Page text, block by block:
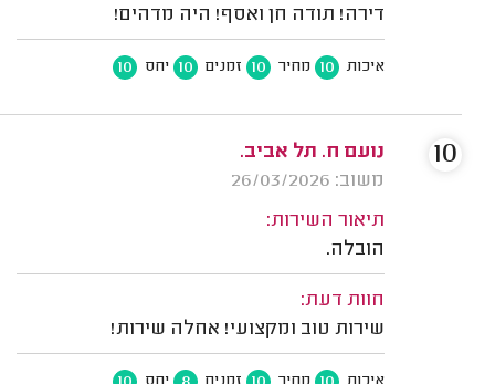
דירה! תודה חן ואסף! היה מדהים!
איכות 10 מחיר 10 זמנים 10 יחס 10
נועם ח. תל אביב.
משוב: 26/03/2026
תיאור השירות:
הובלה.
חוות דעת:
שירות טוב ומקצועי! אחלה שירות!
10